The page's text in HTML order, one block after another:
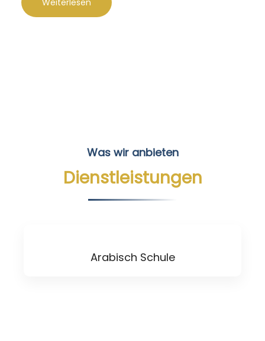
Was wir anbieten
Dienstleistungen
Arabisch Schule